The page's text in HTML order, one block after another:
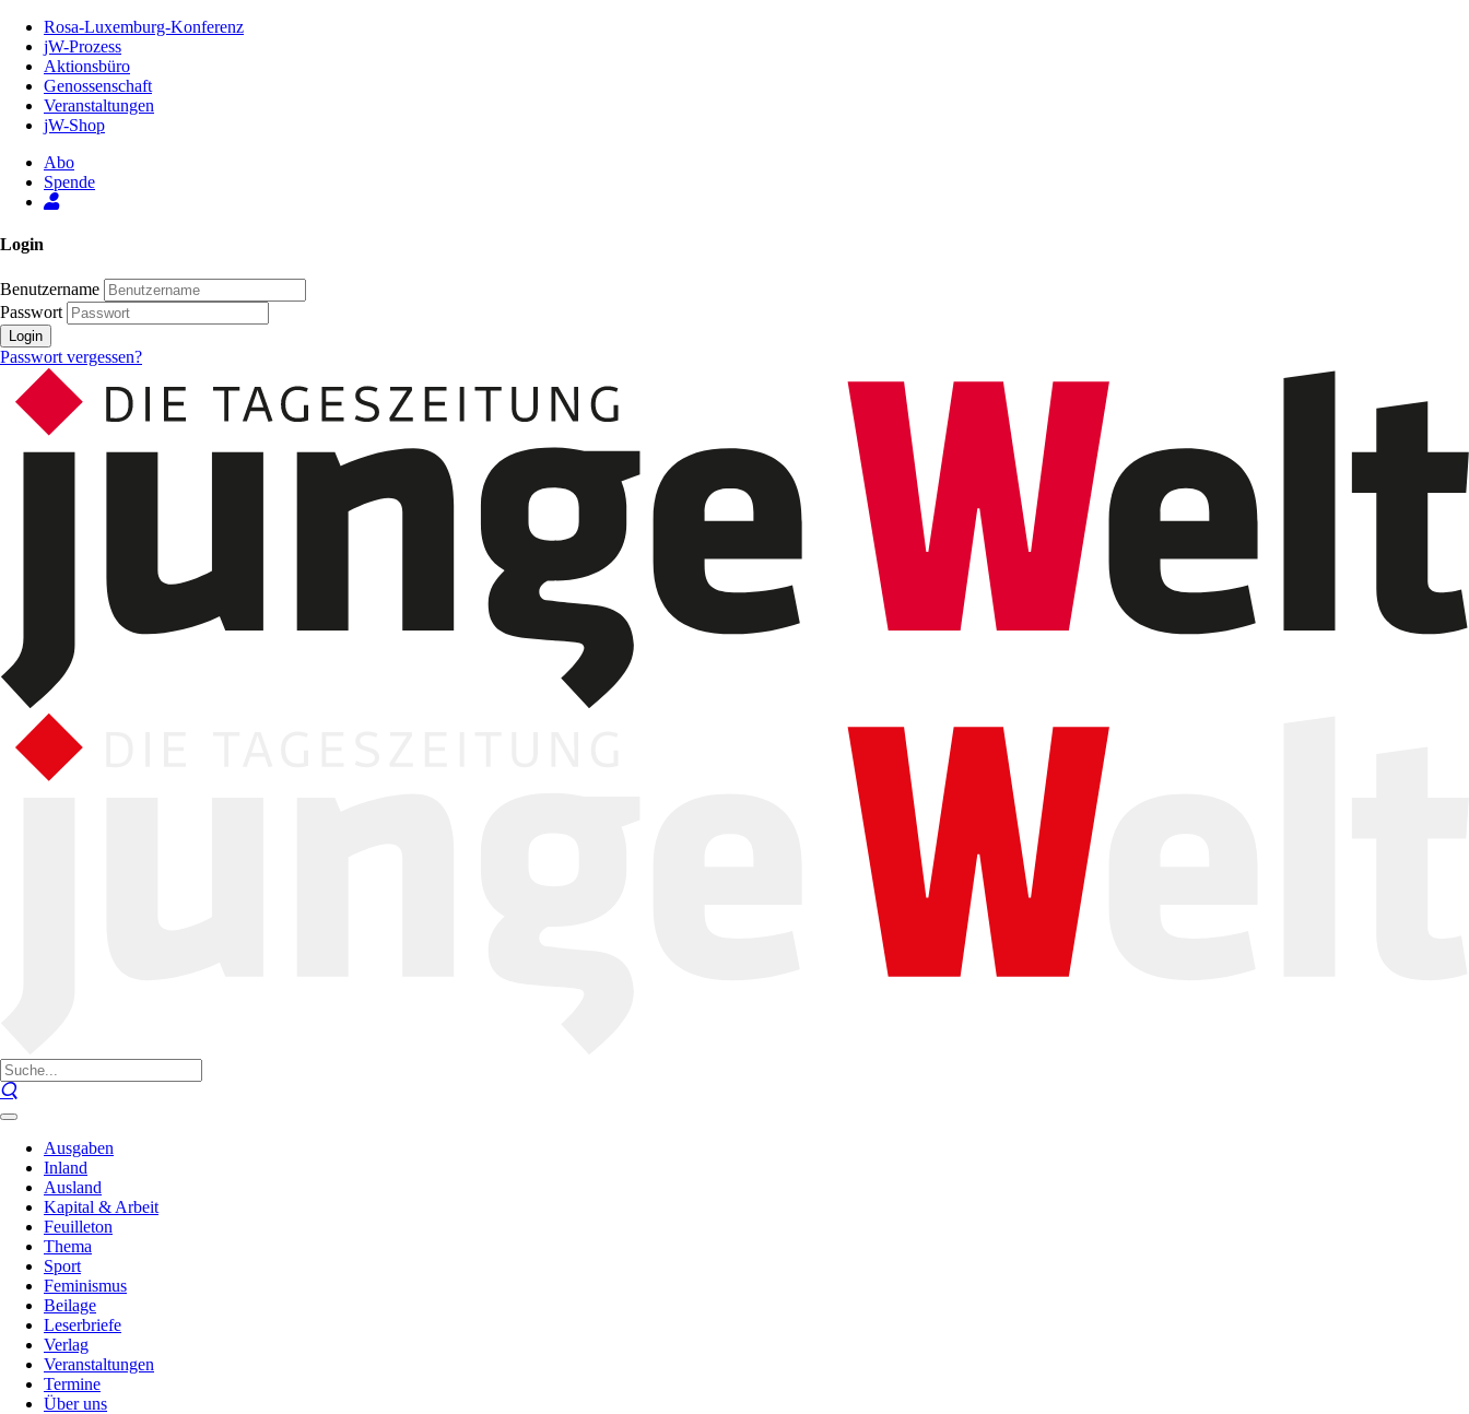
Inhalt
Seite
Rosa-Luxemburg-Konferenz
jW-Prozess
Aktionsbüro
Genossenschaft
Veranstaltungen
jW-Shop
Abo
Spende
Login
Benutzername
Passwort
Login
Passwort vergessen?
Ausgaben
Inland
Ausland
Kapital & Arbeit
Feuilleton
Thema
Sport
Feminismus
Beilage
Leserbriefe
Verlag
Veranstaltungen
Termine
Über uns